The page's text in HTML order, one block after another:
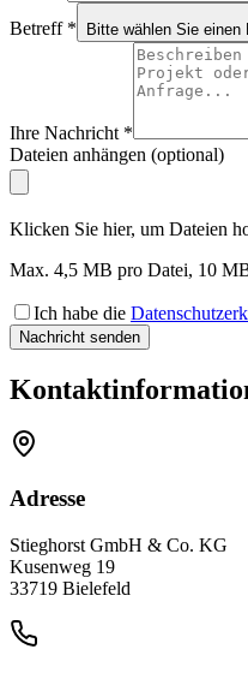
Betreff *
Bitte wählen Sie einen
Ihre Nachricht *
Dateien anhängen (optional)
Klicken Sie hier, um Dateien
Max. 4,5 MB pro Datei, 10
Ich habe die
Nachricht senden
Adresse
Stieghorst GmbH & Co. KG
Kusenweg 19
33719 Bielefeld